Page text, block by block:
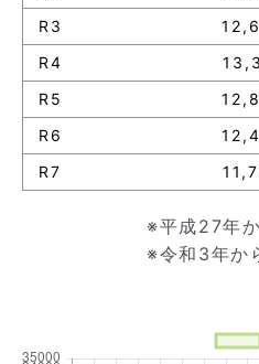
R3
R4
R5
R6
R7
※平成27年
※令和3年か